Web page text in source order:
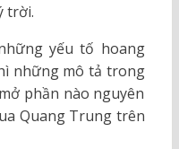
trời.
yếu tố hoang
những mô tả trong
phần nào nguyên
Quang Trung trên